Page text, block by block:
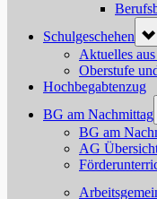
Schulgeschehen
sub-
Aktuelles
Oberstufe
Hochbegabtenzug
BG am Nachmittag
BG am
AG